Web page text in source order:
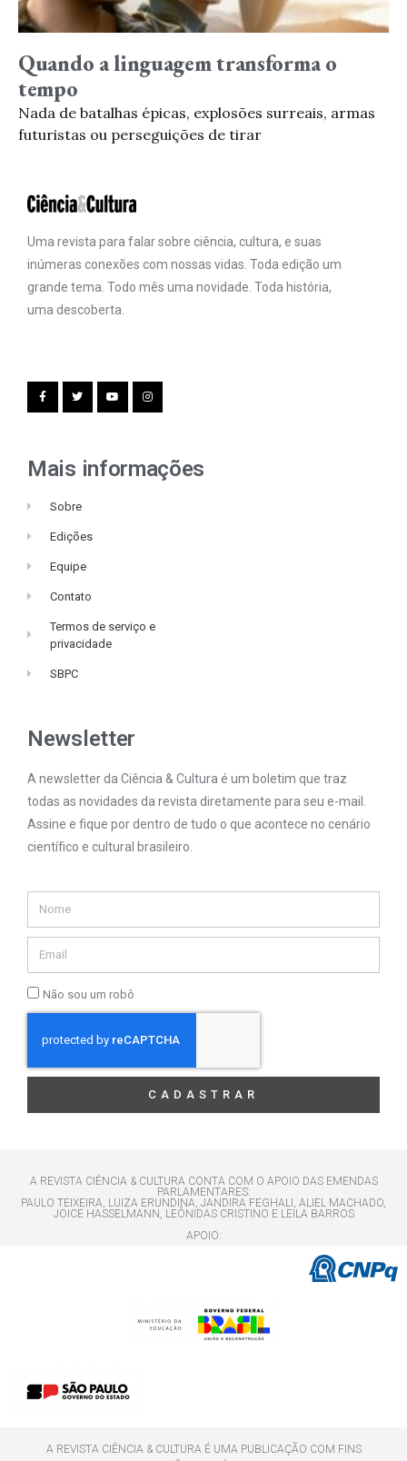
Quando a linguagem transforma o
tempo
Nada de batalhas épicas, explosões surreais, armas
futuristas ou perseguições de tirar
Uma revista para falar sobre ciência, cultura, e suas
inúmeras conexões com nossas vidas. Toda edição um
grande tema. Todo mês uma novidade. Toda história,
uma descoberta.
Mais informações
Sobre
Edições
Equipe
Contato
Termos de serviço e
privacidade
SBPC
Newsletter
A newsletter da Ciência & Cultura é um boletim que traz
todas as novidades da revista diretamente para seu e-mail.
Assine e fique por dentro de tudo o que acontece no cenário
científico e cultural brasileiro.
Não sou um robô
CADASTRAR
A REVISTA CIÊNCIA & CULTURA CONTA COM O APOIO DAS EMENDAS
PARLAMENTARES:
PAULO TEIXEIRA, LUIZA ERUNDINA, JANDIRA FEGHALI, ALIEL MACHADO,
JOICE HASSELMANN, LEÔNIDAS CRISTINO E LEILA BARROS
APOIO:
A REVISTA CIÊNCIA & CULTURA É UMA PUBLICAÇÃO COM FINS